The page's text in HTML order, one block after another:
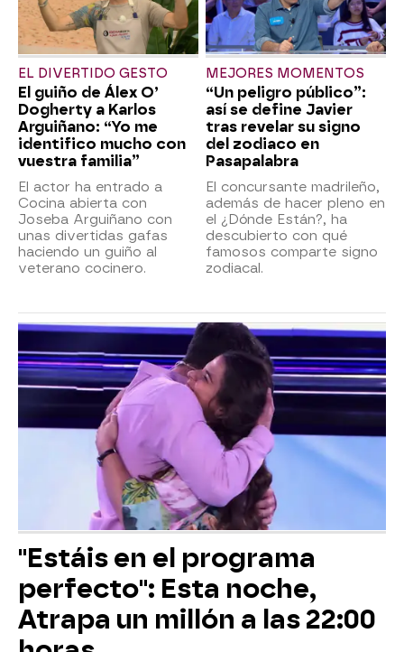
EL DIVERTIDO GESTO
El guiño de Álex O’
Dogherty a Karlos
Arguiñano: “Yo me
identifico mucho con
vuestra familia”
El actor ha entrado a
Cocina abierta con
Joseba Arguiñano con
unas divertidas gafas
haciendo un guiño al
veterano cocinero.
MEJORES MOMENTOS
“Un peligro público”:
así se define Javier
tras revelar su signo
del zodiaco en
Pasapalabra
El concursante madrileño,
además de hacer pleno en
el ¿Dónde Están?, ha
descubierto con qué
famosos comparte signo
zodiacal.
"Estáis en el programa
perfecto": Esta noche,
Atrapa un millón a las 22:00